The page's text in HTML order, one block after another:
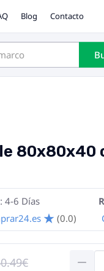
Blog Contacto
80x80x40
4-6 Días
(0.0)